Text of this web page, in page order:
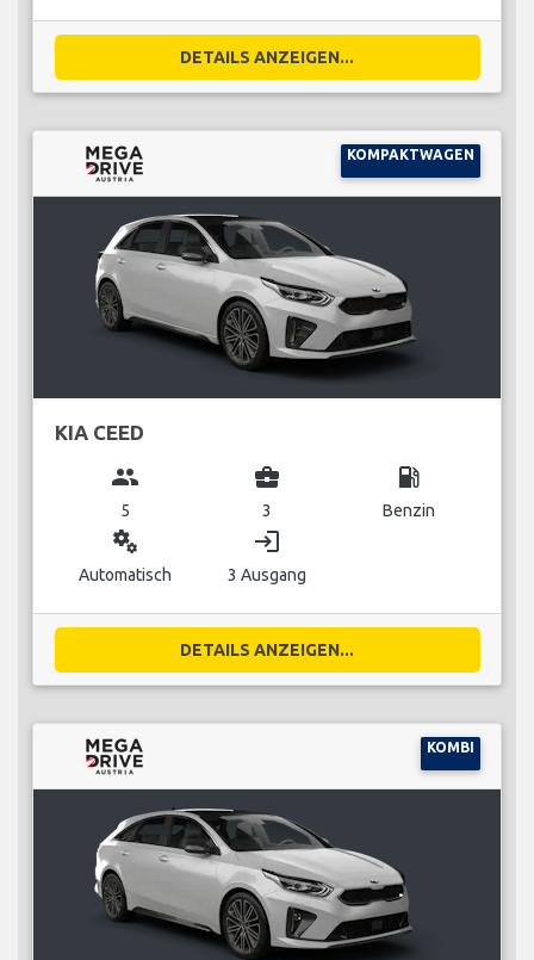
DETAILS ANZEIGEN...
KOMPAKTWAGEN
KIA CEED
group
5
business_center
3
local_gas_station
Benzin
miscellaneous_services
Automatisch
login
3 Ausgang
DETAILS ANZEIGEN...
KOMBI